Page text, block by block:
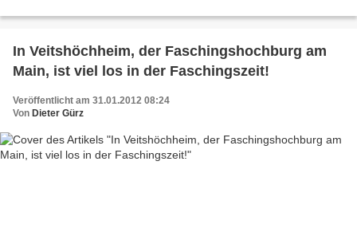
In Veitshöchheim, der Faschingshochburg am
Main, ist viel los in der Faschingszeit!
Veröffentlicht am 31.01.2012 08:24
Von Dieter Gürz